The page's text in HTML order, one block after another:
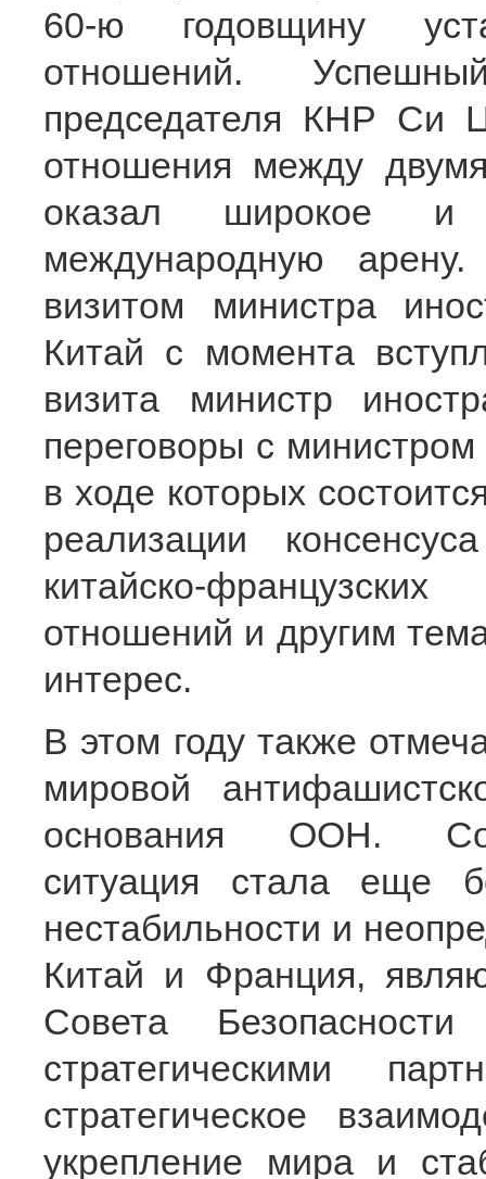
60-ю годовщину
отношений.
председателя КНР Си
отношения между
оказал широкое и
международную
визитом министра
Китай с момента
визита министр
переговоры с
в ходе которых
реализации
китайско-
отношений и другим
интерес.
В этом году также
мировой
основания ООН.
ситуация стала еще
нестабильности и
Китай и Франция,
Совета
стратегическими
стратегическое
укрепление мира и